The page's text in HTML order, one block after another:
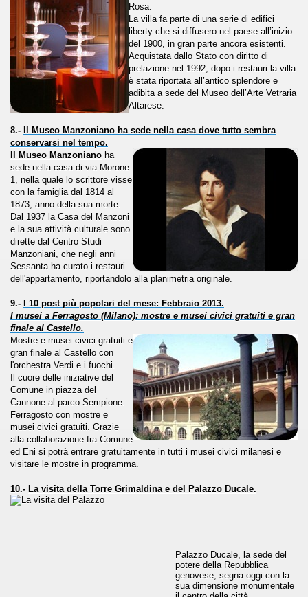
Rosa.
La villa fa parte di una serie di edifici
liberty che si diffusero nel paese all’inizio
del 1900, in gran parte ancora esistenti.
Acquistata dallo Stato con diritto di
prelazione nel 1992, dopo i restauri la villa
è stata riportata all’antico splendore e
adibita a sede del Museo dell’Arte Vetraria
Altarese.
8.-
Il Museo Manzoniano ha sede nella casa dove tutto sembra
conservarsi nel tempo.
Il Museo Manzoniano ha
sede nella casa di via Morone
1, nella quale lo scrittore visse
con la famiglia dal 1814 al
1873, anno della sua morte.
Dal 1937 la Casa del Manzoni
e la sua attività culturale sono
dirette dal Centro Studi
Manzoniani, che negli anni
Sessanta ha curato i restauri
dell'appartamento, riportandolo alla planimetria originale.
9.-
I 10 post più popolari del mese: Febbraio 2013.
I musei a Ferragosto (Milano): mostre e musei civici gratuiti e gran
finale al Castello.
Mostre e musei civici gratuiti e
gran finale al Castello con
l'orchestra Verdi e i fuochi.
Il cuore delle iniziative del
Comune in piazza del
Cannone al parco Sempione.
Ferragosto con mostre e
musei civici gratuiti. Grazie
alla collaborazione fra Comune
ed Eni si potrà entrare gratuitamente in tutti i musei civici milanesi e
visitare le mostre in programma.
10.- La visita della Torre Grimaldina e del Palazzo Ducale.
Palazzo Ducale, la sede del
potere della Repubblica
genovese, segna oggi con la
sua dimensione monumentale
del mese di Giugno 2014.
del mese di Luglio 2014.
significative opere museali.
del mese di Agosto 2014.
mese di Settembre 2014
mese di Dicembre 2014.
mese di Gennaio 2015
Colosseo, Sotterranei e Terzo Ordine
Progetto Domus Aurea. Visita al cantiere di restauro
Progetto Domus Aurea. Bimillenario di Augusto
1919
torinesi 1920-1970.
a Torino, 1848-1911.
del mese di Febbraio 2015.
del mese di Marzo 2015.
del mese di Aprile 2015.